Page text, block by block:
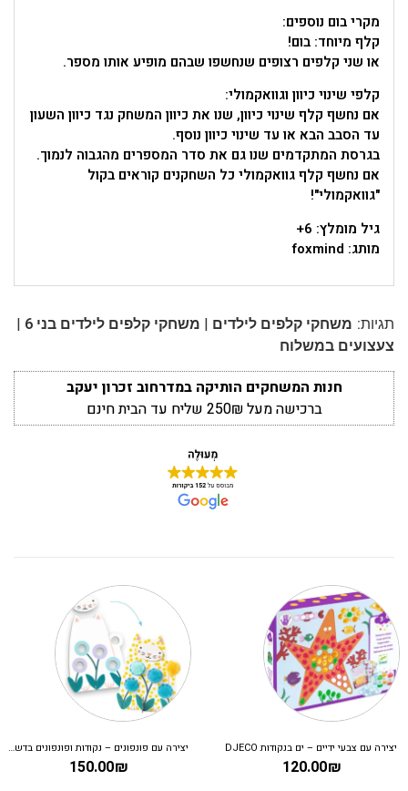
מקרי בום נוספים:
קלף מיוחד: בום!
או שני קלפים רצופים שנחשפו שבהם מופיע אותו מספר.
קלפי שינוי כיוון וגוואקמולי:
אם נחשף קלף שינוי כיוון, שנו את כיוון המשחק נגד כיוון השעון
עד הסבב הבא או עד שינוי כיוון נוסף.
בגרסת המתקדמים שנו גם את סדר המספרים מהגבוה לנמוך.
אם נחשף קלף גוואקמולי כל השחקנים קוראים בקול
"גוואקמולי"!
גיל מומלץ: 6+
מותג: foxmind
תגיות: משחקי קלפים לילדים | משחקי קלפים לילדים בני 6 |
צעצועים במשלוח
חנות המשחקים הותיקה במדרחוב זכרון יעקב
ברכישה מעל 250₪ שליח עד הבית חינם
יצירה עם צבעי ידיים – ים בנקודות DJECO
120.00₪
יצירה עם פונפונים – נקודות ופונפונים בדשא DJECO
150.00₪